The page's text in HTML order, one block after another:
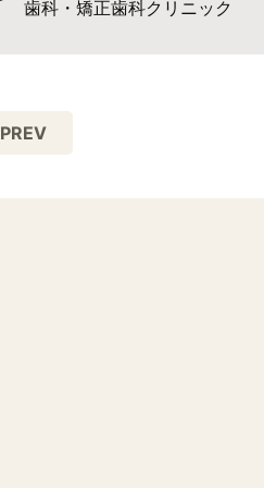
歯科・矯正歯科クリニック
PREV